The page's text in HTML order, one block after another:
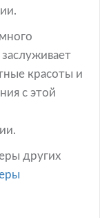
красоты и
с этой
других